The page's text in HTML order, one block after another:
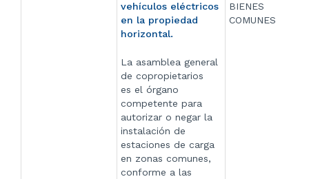
vehículos eléctricos
en la propiedad
horizontal.
La asamblea general
de copropietarios
es el órgano
competente para
autorizar o negar la
instalación de
estaciones de carga
en zonas comunes,
conforme a las
BIENES
COMUNES